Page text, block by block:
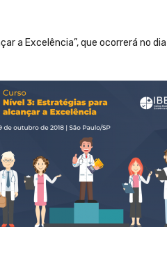
a Excelência”, que ocorrerá no